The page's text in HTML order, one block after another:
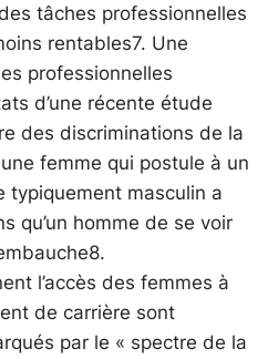
tâches professionnelles
rentables7. Une
professionnelles
d’une récente étude
des discriminations de la
femme qui postule à un
typiquement masculin a
qu’un homme de se voir
l’accès des femmes à
de carrière sont
par le « spectre de la